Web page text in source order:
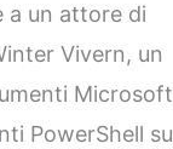
a un attore di
Vivern, un
Microsoft
PowerShell su